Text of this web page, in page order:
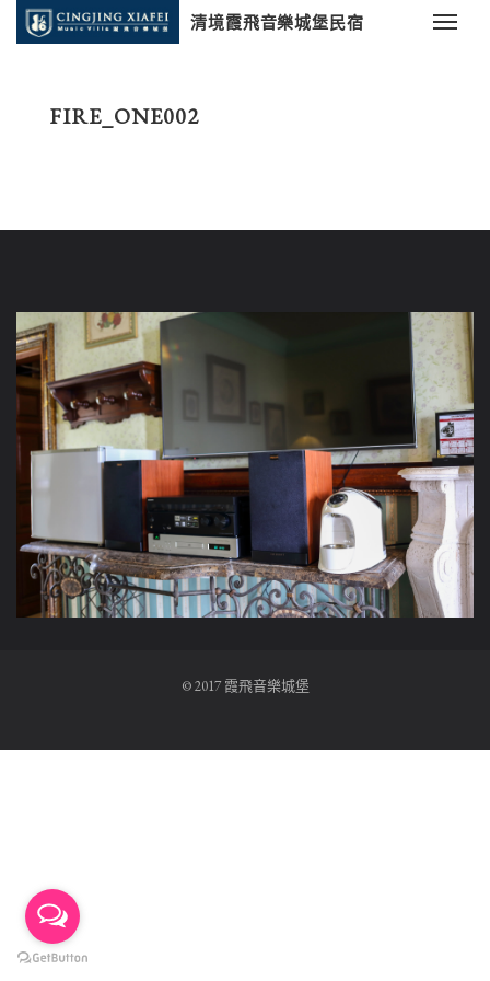
清境霞飛音樂城堡民宿
FIRE_ONE002
© 2017 霞飛音樂城堡